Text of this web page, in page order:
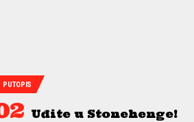
PUTOPIS
Uđite u Stonehenge!